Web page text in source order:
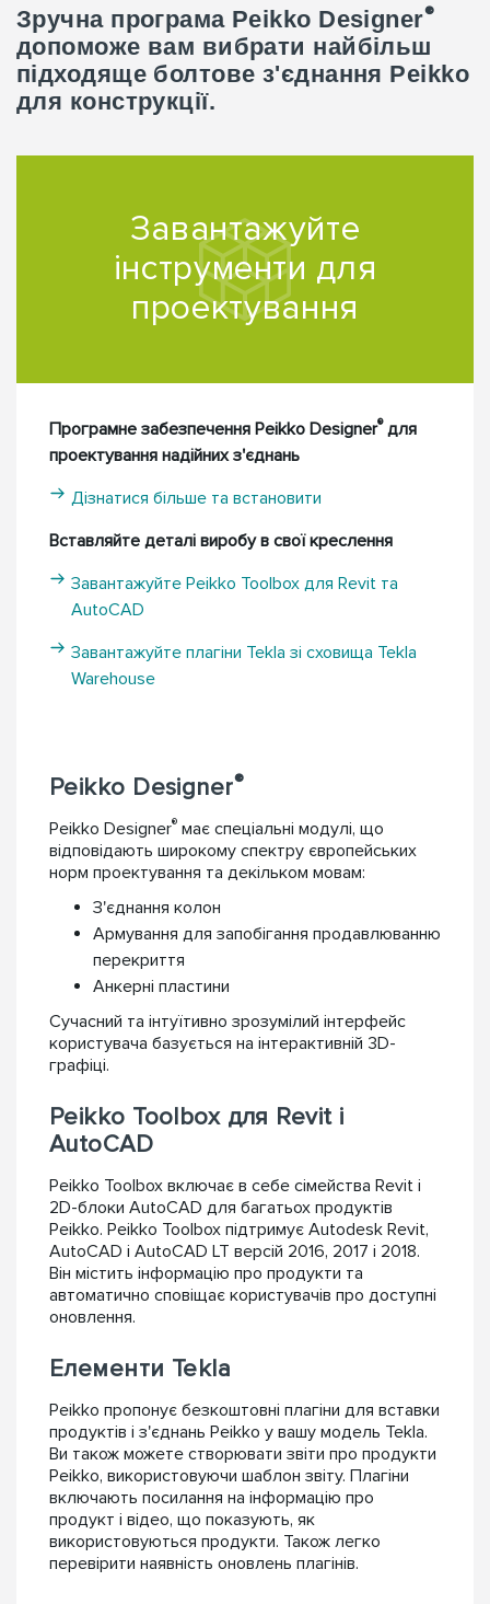
Зручна програма Peikko Designer®
допоможе вам вибрати найбільш
підходяще болтове з'єднання Peikko
для конструкції.
Завантажуйте
інструменти для
проектування
Програмне забезпечення Peikko Designer®для
проектування надійних з'єднань
Дізнатися більше та встановити
Вставляйте деталі виробу в свої креслення
Завантажуйте Peikko Toolbox для Revit та
AutoCAD
Завантажуйте плагіни Tekla зі сховища Tekla
Warehouse
Peikko Designer®
Peikko Designer® має спеціальні модулі, що
відповідають широкому спектру європейських
норм проектування та декільком мовам:
З'єднання колон
Армування для запобігання продавлюванню
перекриття
Анкерні пластини
Сучасний та інтуїтивно зрозумілий інтерфейс
користувача базується на інтерактивній 3D-
графіці.
Peikko Toolbox для Revit і
AutoCAD
Peikko Toolbox включає в себе сімейства Revit і
2D-блоки AutoCAD для багатьох продуктів
Peikko. Peikko Toolbox підтримує Autodesk Revit,
AutoCAD і AutoCAD LT версій 2016, 2017 і 2018.
Він містить інформацію про продукти та
автоматично сповіщає користувачів про доступні
оновлення.
Елементи Tekla
Peikko пропонує безкоштовні плагіни для вставки
продуктів і з'єднань Peikko у вашу модель Tekla.
Ви також можете створювати звіти про продукти
Peikko, використовуючи шаблон звіту. Плагіни
включають посилання на інформацію про
продукт і відео, що показують, як
використовуються продукти. Також легко
перевірити наявність оновлень плагінів.